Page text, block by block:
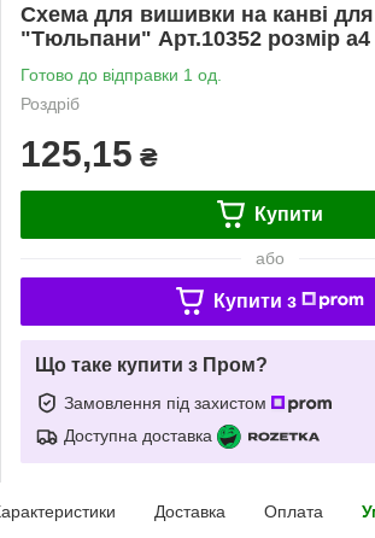
Схема для вишивки на канві
"Тюльпани" Арт.10352 розмір а4
Готово до відправки 1 од.
Роздріб
125,15 ₴
Купити
або
Купити з
Що таке купити з Пром?
Замовлення під захистом
Доступна доставка
Доставка Оплата